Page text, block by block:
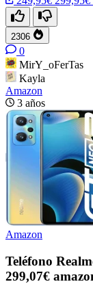
2306
0
MirY_oFerTas
Kayla
Amazon
3 años
Amazon
Teléfono
299,07€